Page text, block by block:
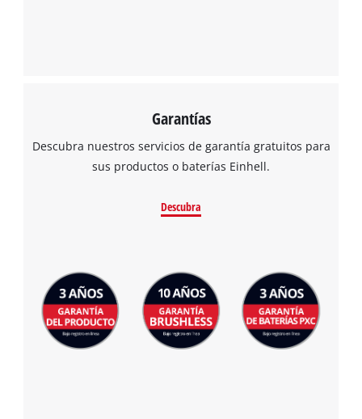
Garantías
Descubra nuestros servicios de garantía gratuitos para
sus productos o baterías Einhell.
Descubra